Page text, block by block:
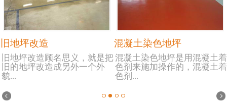
旧地坪改造
旧地坪改造顾名思义，就是把
旧的地坪改造成另外一个外
貌...
混凝土染色地坪
混凝土染色地坪是用混凝土着
色剂来施加操作的，混凝土着
色剂...